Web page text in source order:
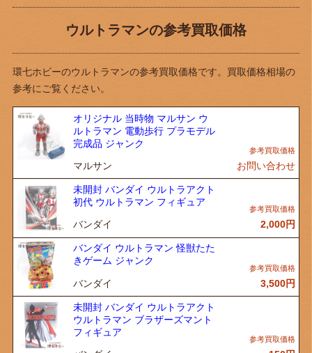
ウルトラマンの参考買取価格
環七ホビーのウルトラマンの参考買取価格です。買取価格相場の
参考にご覧ください。
オリジナル 当時物 マルサン ウ
ルトラマン 電動歩行 プラモデル
完成品 ジャンク
マルサン お問い合わせ
未開封 バンダイ ウルトラアクト
初代 ウルトラマン フィギュア
バンダイ 2,000円
バンダイ ウルトラマン 怪獣たた
きゲーム ジャンク
バンダイ 3,500円
未開封 バンダイ ウルトラアクト
ウルトラマン ブラザーズマント
フィギュア